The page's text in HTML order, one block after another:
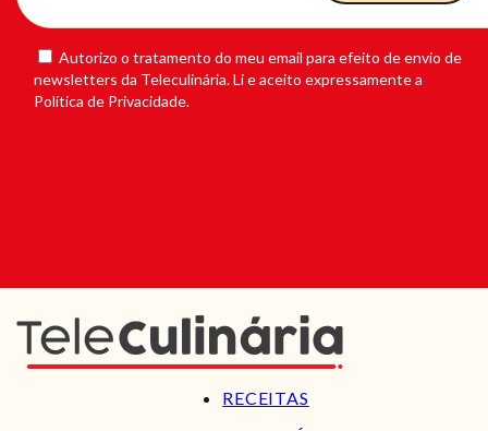
Autorizo o tratamento do meu email para efeito de envio de
newsletters da Teleculinária. Li e aceito expressamente a
Política de Privacidade.
RECEITAS